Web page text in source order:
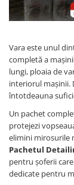
Antigel
Lichid de
Ulei Cutie de
Ulei
Uleiuri
Vaselina si
Filtre Auto
Filtre Aer
Vara este unul
completă a
lungi, ploaia de
interiorul mașinii.
întotdeauna
Un pachet
protejezi
elimini mirosurile
Pachetul
pentru șoferii
dedicate pentru